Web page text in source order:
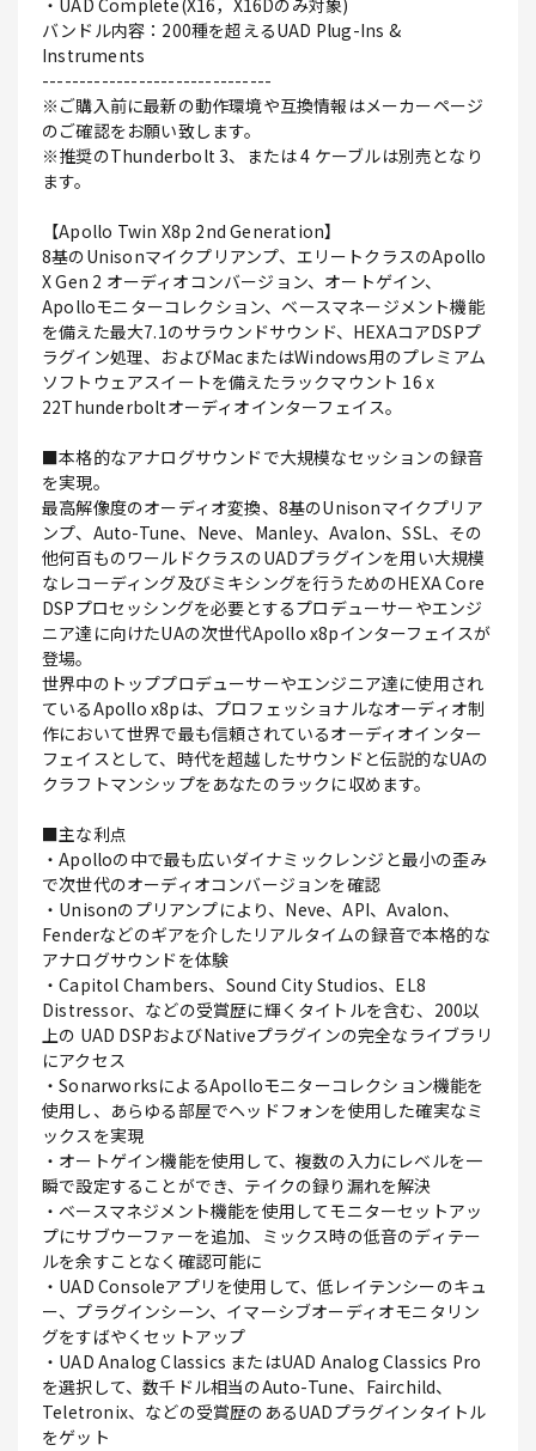
・UAD Complete(X16，X16Dのみ対象)
バンドル内容：200種を超えるUAD Plug-Ins &
Instruments
-------------------------------
※ご購入前に最新の動作環境や互換情報はメーカーページ
のご確認をお願い致します。
※推奨のThunderbolt 3、または 4 ケーブルは別売となり
ます。
【Apollo Twin X8p 2nd Generation】
8基のUnisonマイクプリアンプ、エリートクラスのApollo
X Gen 2 オーディオコンバージョン、オートゲイン、
Apolloモニターコレクション、ベースマネージメント機能
を備えた最大7.1のサラウンドサウンド、HEXAコアDSPプ
ラグイン処理、およびMacまたはWindows用のプレミアム
ソフトウェアスイートを備えたラックマウント 16 x
22Thunderboltオーディオインターフェイス。
■本格的なアナログサウンドで大規模なセッションの録音
を実現。
最高解像度のオーディオ変換、8基のUnisonマイクプリア
ンプ、Auto-Tune、Neve、Manley、Avalon、SSL、その
他何百ものワールドクラスのUADプラグインを用い大規模
なレコーディング及びミキシングを行うためのHEXA Core
DSPプロセッシングを必要とするプロデューサーやエンジ
ニア達に向けたUAの次世代Apollo x8pインターフェイスが
登場。
世界中のトッププロデューサーやエンジニア達に使用され
ているApollo x8pは、プロフェッショナルなオーディオ制
作において世界で最も信頼されているオーディオインター
フェイスとして、時代を超越したサウンドと伝説的なUAの
クラフトマンシップをあなたのラックに収めます。
■主な利点
・Apolloの中で最も広いダイナミックレンジと最小の歪み
で次世代のオーディオコンバージョンを確認
・Unisonのプリアンプにより、Neve、API、Avalon、
Fenderなどのギアを介したリアルタイムの録音で本格的な
アナログサウンドを体験
・Capitol Chambers、Sound City Studios、EL8
Distressor、などの受賞歴に輝くタイトルを含む、200以
上の UAD DSPおよびNativeプラグインの完全なライブラリ
にアクセス
・SonarworksによるApolloモニターコレクション機能を
使用し、あらゆる部屋でヘッドフォンを使用した確実なミ
ックスを実現
・オートゲイン機能を使用して、複数の入力にレベルを一
瞬で設定することができ、テイクの録り漏れを解決
・ベースマネジメント機能を使用してモニターセットアッ
プにサブウーファーを追加、ミックス時の低音のディテー
ルを余すことなく確認可能に
・UAD Consoleアプリを使用して、低レイテンシーのキュ
ー、プラグインシーン、イマーシブオーディオモニタリン
グをすばやくセットアップ
・UAD Analog Classics またはUAD Analog Classics Pro
を選択して、数千ドル相当のAuto-Tune、Fairchild、
Teletronix、などの受賞歴のあるUADプラグインタイトル
をゲット